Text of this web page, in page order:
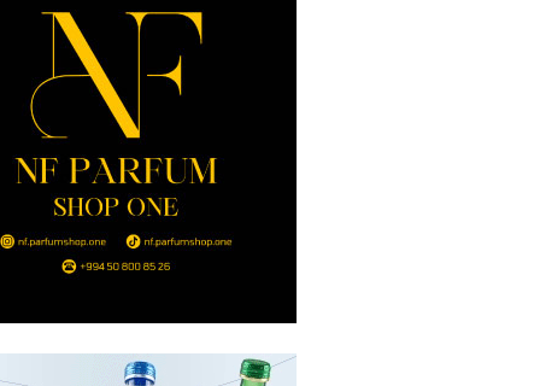
şənliyində yaralanan rus
öldü – VİDEO
- 17:30
qadının milyonluq mirası ilə
546 min manatı 20
- 17:15
297